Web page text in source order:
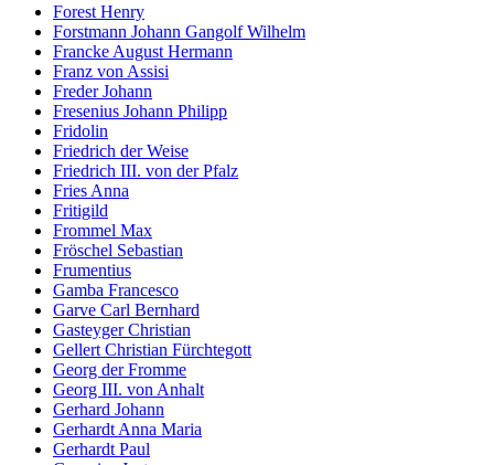
Forest Henry
Forstmann Johann Gangolf Wilhelm
Francke August Hermann
Franz von Assisi
Freder Johann
Fresenius Johann Philipp
Fridolin
Friedrich der Weise
Friedrich III. von der Pfalz
Fries Anna
Fritigild
Frommel Max
Fröschel Sebastian
Frumentius
Gamba Francesco
Garve Carl Bernhard
Gasteyger Christian
Gellert Christian Fürchtegott
Georg der Fromme
Georg III. von Anhalt
Gerhard Johann
Gerhardt Anna Maria
Gerhardt Paul